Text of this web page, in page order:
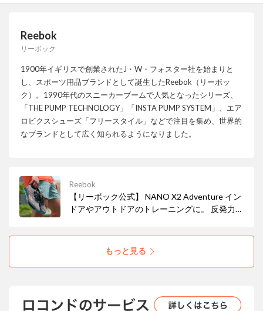
Reebok
リーボック
1900年イギリスで創業されたJ・W・フォスター社を始まりと
し、スポーツ用品ブランドとして誕生したReebok（リーボッ
ク）。1990年代のスニーカーブームで人気となったシリーズ、
「THE PUMP TECHNOLOGY」「INSTA PUMP SYSTEM」、エア
ロビクスシューズ「フリースタイル」などで注目を集め、世界的
なブランドとして広く知られるようになりました。
Reebok
【リーボック公式】 NANO X2 Adventure イン
ドアやアウトドアのトレーニングに。 反発力の
ップ力を発揮。
もっと見る